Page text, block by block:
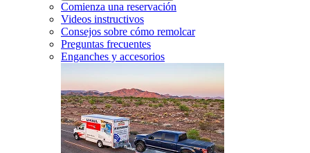
Comienza una reservación
Videos instructivos
Consejos sobre cómo remolcar
Preguntas frecuentes
Enganches y accesorios